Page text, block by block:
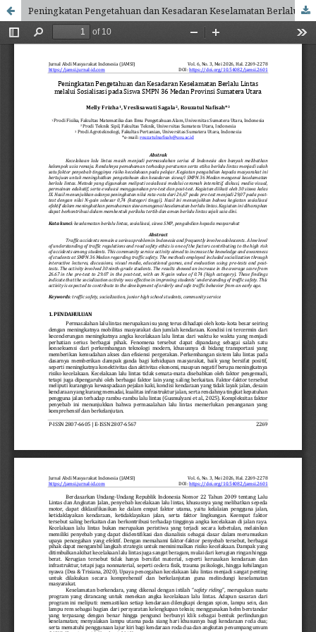
Peningkatan Pengetahuan dan Kesadaran Keselamatan Berlalu Lintas melalui Sosialisasi pada Siswa SMPN 36 Medan Provinsi Sumatera Utara